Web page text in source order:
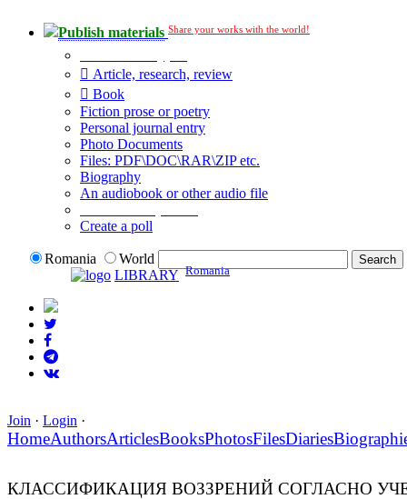
Publish materials Share your works with the world!
Article, research, review
Book
Fiction prose or poetry
Personal journal entry
Photo Documents
Files: PDF\DOC\RAR\ZIP etc.
Biography
An audiobook or other audio file
Create a poll
Romania
World
LIBRARY Romania
Join · Login ·
HomeAuthorsArticlesBooksPhotosFilesDiaries
КЛАССИФИКАЦИЯ ВОЗЗРЕНИЙ СОГЛАСНО